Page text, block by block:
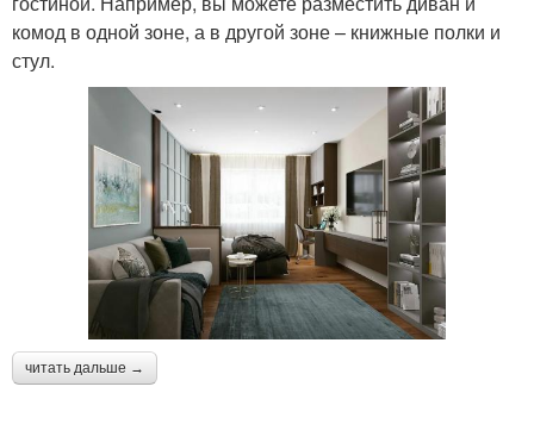
комод в одной зоне, а в другой зоне – книжные полки и
стул.
читать дальше →